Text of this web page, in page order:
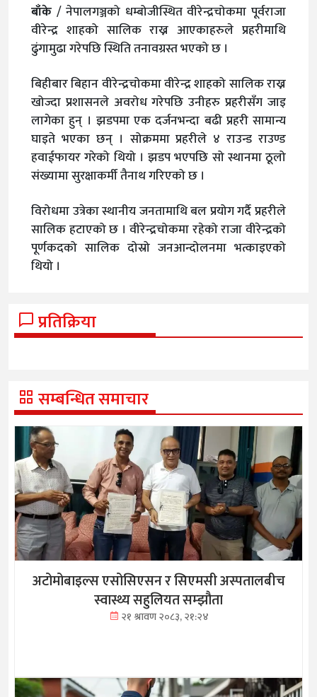
बाँके / नेपालगञ्जको धम्बोजीस्थित वीरेन्द्रचोकमा पूर्वराजा
वीरेन्द्र शाहको सालिक राख्न आएकाहरुले प्रहरीमाथि
ढुंगामुढा गरेपछि स्थिति तनावग्रस्त भएको छ ।
बिहीबार बिहान वीरेन्द्रचोकमा वीरेन्द्र शाहको सालिक राख्न
खोज्दा प्रशासनले अवरोध गरेपछि उनीहरु प्रहरीसँग जाइ
लागेका हुन् । झडपमा एक दर्जनभन्दा बढी प्रहरी सामान्य
घाइते भएका छन् । सोक्रममा प्रहरीले ४ राउन्ड राउण्ड
हवाईफायर गरेको थियो । झडप भएपछि सो स्थानमा ठूलो
संख्यामा सुरक्षाकर्मी तैनाथ गरिएको छ ।
विरोधमा उत्रेका स्थानीय जनतामाथि बल प्रयोग गर्दै प्रहरीले
सालिक हटाएको छ । वीरेन्द्रचोकमा रहेको राजा वीरेन्द्रको
पूर्णकदको सालिक दोस्रो जनआन्दोलनमा भत्काइएको
थियो ।
प्रतिक्रिया
सम्बन्धित समाचार
अटोमोबाइल्स एसोसिएसन र सिएमसी अस्पतालबीच
स्वास्थ्य सहुलियत सम्झौता
२१ श्रावण २०८३, २१:२४